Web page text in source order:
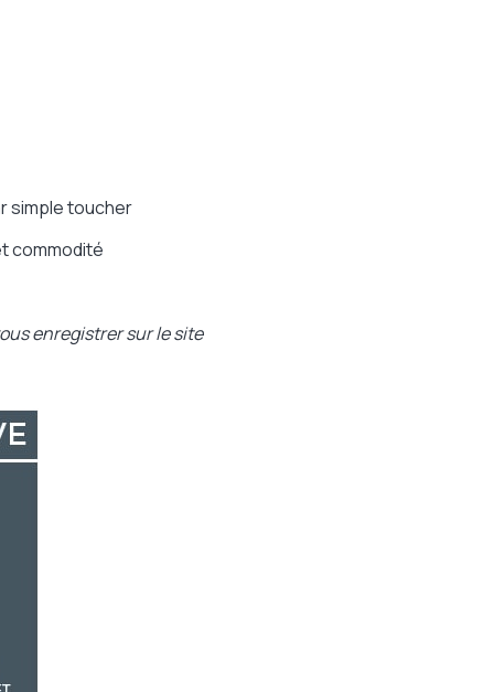
simple toucher
commodité
enregistrer sur le site